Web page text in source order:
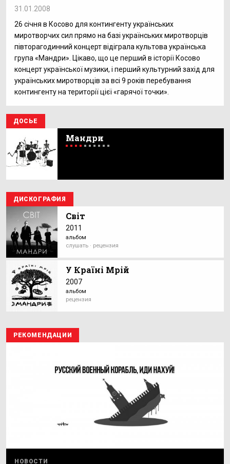
31.01.2008
26 січня в Косово для контингенту українських
миротворчих сил прямо на базі українських миротворців
півторагодинний концерт відіграла культова українська
група «Мандри». Цікаво, що це перший в історії Косово
концерт української музики, і перший культурний захід для
українських миротворців за всі 9 років перебування
контингенту на території цієї «гарячої точки».
ДОСЬЕ
Мандри
ДИСКОГРАФИЯ
Світ
2011
альбом
слушать · рецензия
У Країні Мрій
2007
альбом
рецензия
РЕКОМЕНДАЦИИ
НОВОСТИ